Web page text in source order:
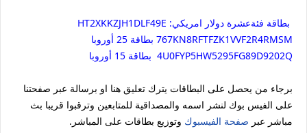
بطاقة فئةعشرة دولار امريكي: HT2XKKZJH1DLF49E
767KN8RFTFZK1VVF2R4RMSM بطاقة 25 أوروبا
4U0FYP5HW5295FG89D9202Q بطاقة 15 أوروبا
برجاء من يحصل على البطاقات يترك تعليق هنا او برسالة عبر صفحتنا
على الفيس بوك لنشر اسمه والمصداقية للمتابعين وترقبوا قريبا بث
مباشر عبر صفحة الفيسبوك وتوزيع بطاقات على المباشر.